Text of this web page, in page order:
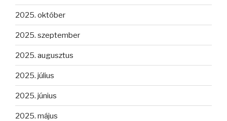
2025. október
2025. szeptember
2025. augusztus
2025. július
2025. június
2025. május